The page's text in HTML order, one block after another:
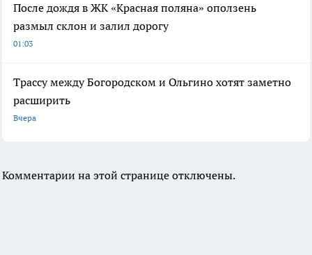
После дождя в ЖК «Красная поляна» оползень
размыл склон и залил дорогу
01:03
Трассу между Богородском и Ольгино хотят заметно
расширить
Вчера
Комментарии на этой странице отключены.